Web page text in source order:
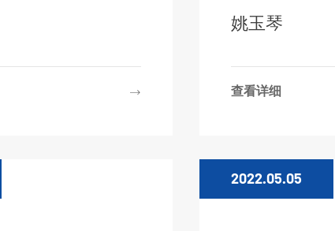
姚玉琴
查看详细
2022.05.05